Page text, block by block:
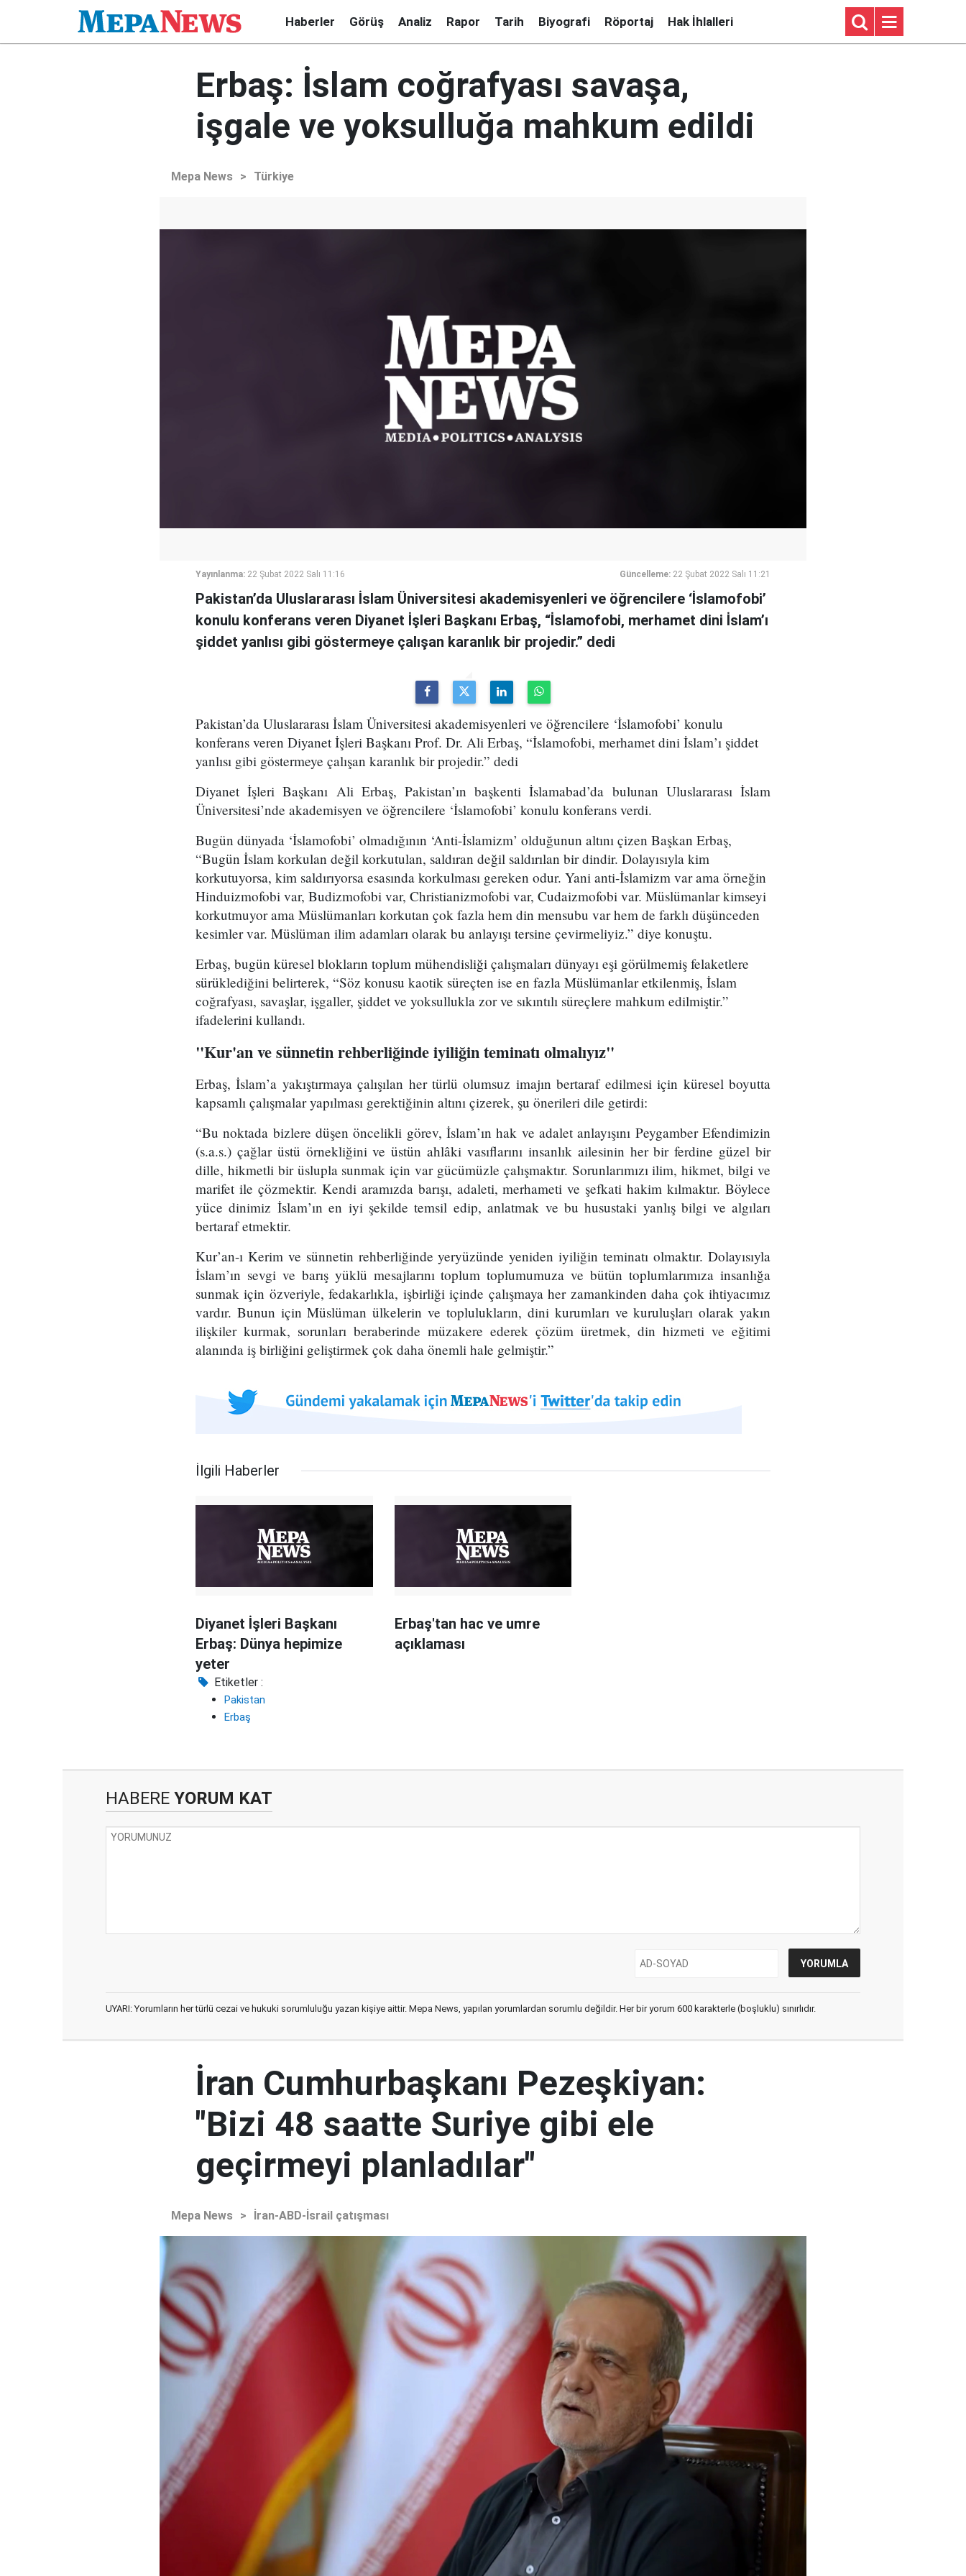
Haberler Görüş Analiz Rapor Tarih Biyografi Röportaj Hak İhlalleri
Erbaş: İslam coğrafyası savaşa,
işgale ve yoksulluğa mahkum edildi
Mepa News > Türkiye
Yayınlanma: 22 Şubat 2022 Salı 11:16 Güncelleme: 22 Şubat 2022 Salı 11:21
Pakistan’da Uluslararası İslam Üniversitesi akademisyenleri ve öğrencilere ‘İslamofobi’
konulu konferans veren Diyanet İşleri Başkanı Erbaş, “İslamofobi, merhamet dini İslam’ı
şiddet yanlısı gibi göstermeye çalışan karanlık bir projedir.” dedi
Pakistan’da Uluslararası İslam Üniversitesi akademisyenleri ve öğrencilere ‘İslamofobi’ konulu
konferans veren Diyanet İşleri Başkanı Prof. Dr. Ali Erbaş, “İslamofobi, merhamet dini İslam’ı şiddet
yanlısı gibi göstermeye çalışan karanlık bir projedir.” dedi
Diyanet İşleri Başkanı Ali Erbaş, Pakistan’ın başkenti İslamabad’da bulunan Uluslararası İslam
Üniversitesi’nde akademisyen ve öğrencilere ‘İslamofobi’ konulu konferans verdi.
Bugün dünyada ‘İslamofobi’ olmadığının ‘Anti-İslamizm’ olduğunun altını çizen Başkan Erbaş,
“Bugün İslam korkulan değil korkutulan, saldıran değil saldırılan bir dindir. Dolayısıyla kim
korkutuyorsa, kim saldırıyorsa esasında korkulması gereken odur. Yani anti-İslamizm var ama örneğin
Hinduizmofobi var, Budizmofobi var, Christianizmofobi var, Cudaizmofobi var. Müslümanlar kimseyi
korkutmuyor ama Müslümanları korkutan çok fazla hem din mensubu var hem de farklı düşünceden
kesimler var. Müslüman ilim adamları olarak bu anlayışı tersine çevirmeliyiz.” diye konuştu.
Erbaş, bugün küresel blokların toplum mühendisliği çalışmaları dünyayı eşi görülmemiş felaketlere
sürüklediğini belirterek, “Söz konusu kaotik süreçten ise en fazla Müslümanlar etkilenmiş, İslam
coğrafyası, savaşlar, işgaller, şiddet ve yoksullukla zor ve sıkıntılı süreçlere mahkum edilmiştir.”
ifadelerini kullandı.
"Kur'an ve sünnetin rehberliğinde iyiliğin teminatı olmalıyız"
Erbaş, İslam’a yakıştırmaya çalışılan her türlü olumsuz imajın bertaraf edilmesi için küresel boyutta
kapsamlı çalışmalar yapılması gerektiğinin altını çizerek, şu önerileri dile getirdi:
“Bu noktada bizlere düşen öncelikli görev, İslam’ın hak ve adalet anlayışını Peygamber Efendimizin
(s.a.s.) çağlar üstü örnekliğini ve üstün ahlâki vasıflarını insanlık ailesinin her bir ferdine güzel bir
dille, hikmetli bir üslupla sunmak için var gücümüzle çalışmaktır. Sorunlarımızı ilim, hikmet, bilgi ve
marifet ile çözmektir. Kendi aramızda barışı, adaleti, merhameti ve şefkati hakim kılmaktır. Böylece
yüce dinimiz İslam’ın en iyi şekilde temsil edip, anlatmak ve bu husustaki yanlış bilgi ve algıları
bertaraf etmektir.
Kur’an-ı Kerim ve sünnetin rehberliğinde yeryüzünde yeniden iyiliğin teminatı olmaktır. Dolayısıyla
İslam’ın sevgi ve barış yüklü mesajlarını toplum toplumumuza ve bütün toplumlarımıza insanlığa
sunmak için özveriyle, fedakarlıkla, işbirliği içinde çalışmaya her zamankinden daha çok ihtiyacımız
vardır. Bunun için Müslüman ülkelerin ve toplulukların, dini kurumları ve kuruluşları olarak yakın
ilişkiler kurmak, sorunları beraberinde müzakere ederek çözüm üretmek, din hizmeti ve eğitimi
alanında iş birliğini geliştirmek çok daha önemli hale gelmiştir.”
İlgili Haberler
Diyanet İşleri Başkanı
Erbaş: Dünya hepimize
yeter
Erbaş'tan hac ve umre
açıklaması
Etiketler :
Pakistan
Erbaş
HABERE YORUM KAT
UYARI: Yorumların her türlü cezai ve hukuki sorumluluğu yazan kişiye aittir. Mepa News, yapılan yorumlardan sorumlu değildir. Her bir yorum 600 karakterle (boşluklu) sınırlıdır.
İran Cumhurbaşkanı Pezeşkiyan:
"Bizi 48 saatte Suriye gibi ele
geçirmeyi planladılar"
Mepa News > İran-ABD-İsrail çatışması